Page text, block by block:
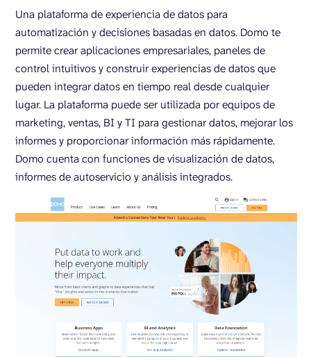
Una plataforma de experiencia de datos para
automatización y decisiones basadas en datos. Domo te
permite crear aplicaciones empresariales, paneles de
control intuitivos y construir experiencias de datos que
pueden integrar datos en tiempo real desde cualquier
lugar. La plataforma puede ser utilizada por equipos de
marketing, ventas, BI y TI para gestionar datos, mejorar los
informes y proporcionar información más rápidamente.
Domo cuenta con funciones de visualización de datos,
informes de autoservicio y análisis integrados.